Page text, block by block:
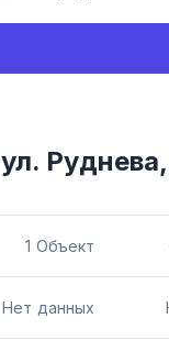
ул.
1 Объект
Нет данных